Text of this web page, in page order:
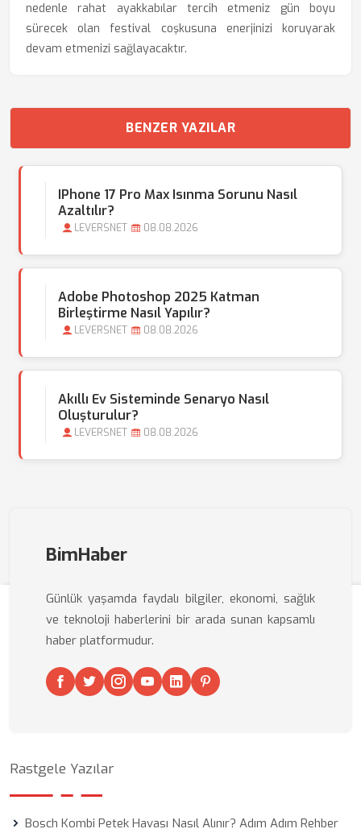
nedenle rahat ayakkabılar tercih etmeniz gün boyu
sürecek olan festival coşkusuna enerjinizi koruyarak
devam etmenizi sağlayacaktır.
BENZER YAZILAR
IPhone 17 Pro Max Isınma Sorunu Nasıl
Azaltılır?
LEVERSNET 08.08.2026
Adobe Photoshop 2025 Katman
Birleştirme Nasıl Yapılır?
LEVERSNET 08.08.2026
Akıllı Ev Sisteminde Senaryo Nasıl
Oluşturulur?
LEVERSNET 08.08.2026
BimHaber
Günlük yaşamda faydalı bilgiler, ekonomi, sağlık
ve teknoloji haberlerini bir arada sunan kapsamlı
haber platformudur.
Rastgele Yazılar
Bosch Kombi Petek Havası Nasıl Alınır? Adım Adım Rehber